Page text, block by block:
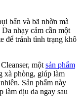
bẩn và bã nhờn mà
nhạy cảm cần một
để tránh tình trạng khô
một sản phẩm
xà phòng, giúp làm
Sản phẩm này
làm dịu da ngay sau